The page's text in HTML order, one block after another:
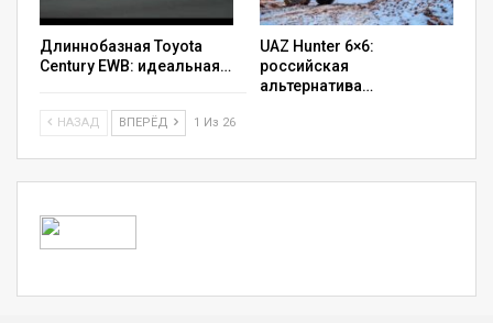
Длиннобазная Toyota
Century EWB: идеальная…
UAZ Hunter 6×6:
российская
альтернатива…
НАЗАД ВПЕРЁД 1 Из 26